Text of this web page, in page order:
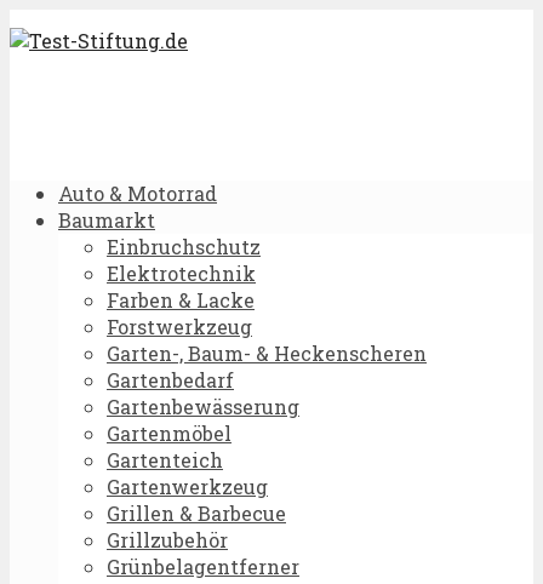
Auto & Motorrad
Baumarkt
Einbruchschutz
Elektrotechnik
Farben & Lacke
Forstwerkzeug
Garten-, Baum- & Heckenscheren
Gartenbedarf
Gartenbewässerung
Gartenmöbel
Gartenteich
Gartenwerkzeug
Grillen & Barbecue
Grillzubehör
Grünbelagentferner